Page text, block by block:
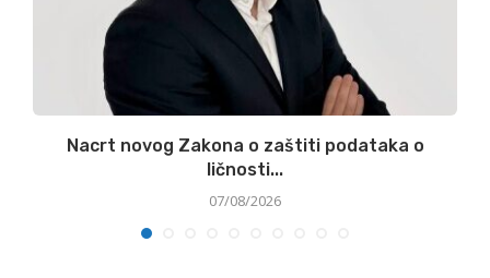
Nacrt novog Zakona o zaštiti podataka o
ličnosti...
07/08/2026